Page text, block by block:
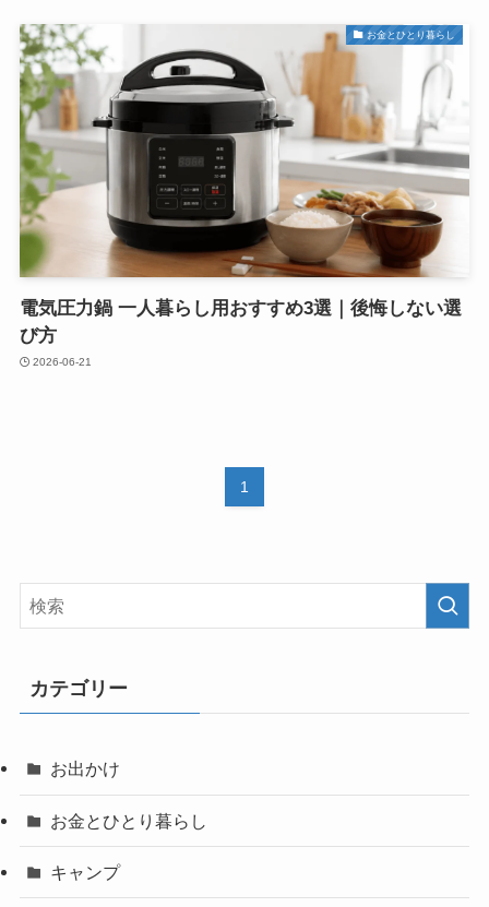
お金とひとり暮らし
電気圧力鍋 一人暮らし用おすすめ3選｜後悔しない選
び方
2026-06-21
1
カテゴリー
お出かけ
お金とひとり暮らし
キャンプ